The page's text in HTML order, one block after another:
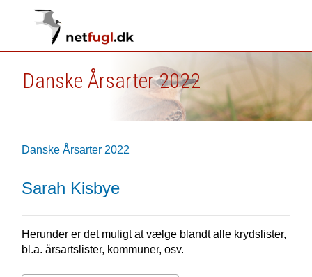
Danske Årsarter 2022
Danske Årsarter 2022
Sarah Kisbye
Herunder er det muligt at vælge blandt alle krydslister,
bl.a. årsartslister, kommuner, osv.